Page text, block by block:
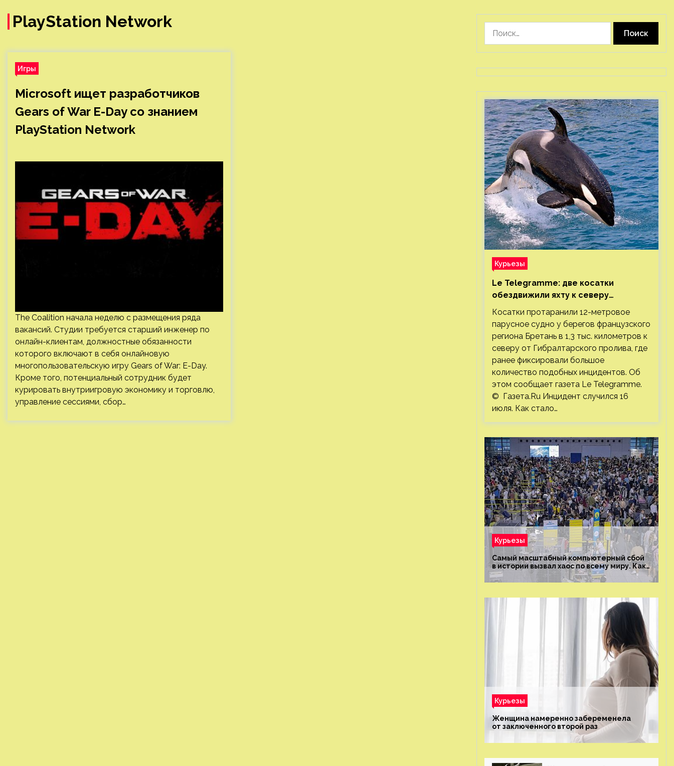
PlayStation Network
Игры
Microsoft ищет разработчиков
Gears of War E-Day со знанием
PlayStation Network
The Coalition начала неделю с размещения ряда
вакансий. Студии требуется старший инженер по
онлайн-клиентам, должностные обязанности
которого включают в себя онлайновую
многопользовательскую игру Gears of War: E-Day.
Кроме того, потенциальный сотрудник будет
курировать внутриигровую экономику и торговлю,
управление сессиями, сбор…
Курьезы
Le Telegramme: две косатки
обездвижили яхту к северу
от Гибралтарского пролива
Косатки протаранили 12-метровое
парусное судно у берегов французского
региона Бретань в 1,3 тыс. километров к
северу от Гибралтарского пролива, где
ранее фиксировали большое
количество подобных инцидентов. Об
этом сообщает газета Le Telegramme.
© Газета.Ru Инцидент случился 16
июля. Как стало…
Курьезы
Самый масштабный компьютерный сбой
в истории вызвал хаос по всему миру. Как
это было?
Курьезы
Женщина намеренно забеременела
от заключенного второй раз